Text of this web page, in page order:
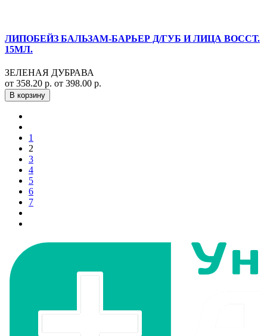
ЛИПОБЕЙЗ БАЛЬЗАМ-БАРЬЕР Д/ГУБ И ЛИЦА ВОССТ.
15МЛ.
ЗЕЛЕНАЯ ДУБРАВА
от 358.20 р. от 398.00 р.
В корзину
1
2
3
4
5
6
7